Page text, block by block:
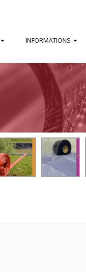
INFORMATIONS